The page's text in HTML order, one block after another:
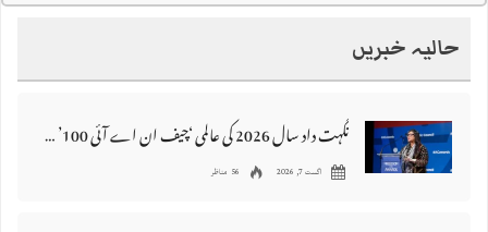
حالیہ خبریں
نگہت داد سال 2026 کی عالمی ‘چیف ان اے آئی 100’ فہرست میں شامل
اگست 7, 2026 56 مناظر